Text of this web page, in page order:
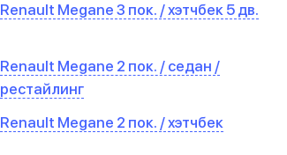
Renault Megane 3 пок. / хэтчбек 5 дв.
Renault Megane 2 пок. / седан /
рестайлинг
Renault Megane 2 пок. / хэтчбек